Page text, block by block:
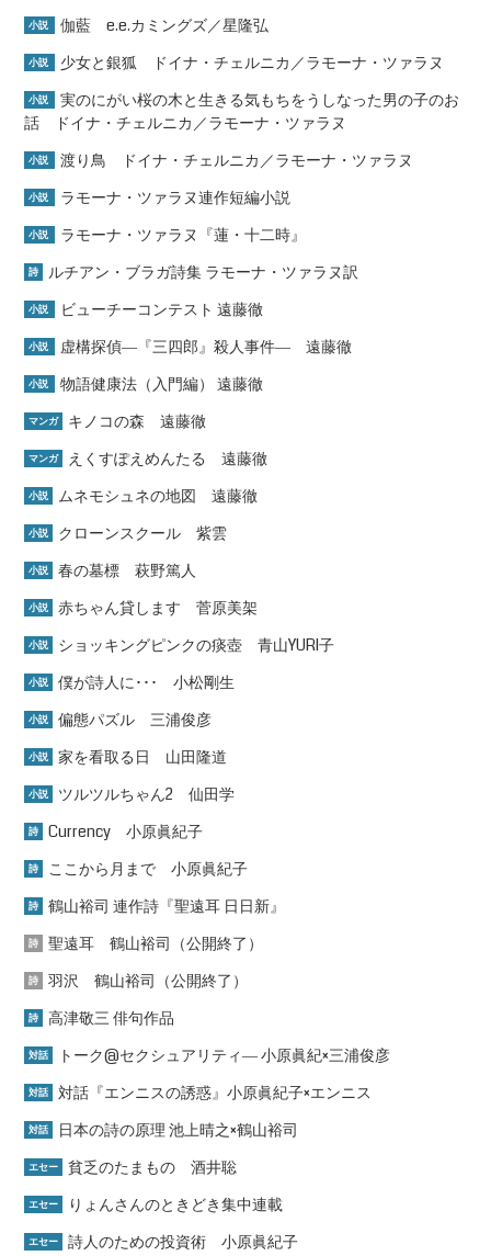
小説 伽藍 e.e.カミングズ／星隆弘
小説 少女と銀狐 ドイナ・チェルニカ／ラモーナ・ツァラヌ
小説
実のにがい桜の木と生きる気もちをうしなった男の子のお
話 ドイナ・チェルニカ／ラモーナ・ツァラヌ
小説 渡り鳥 ドイナ・チェルニカ／ラモーナ・ツァラヌ
小説 ラモーナ・ツァラヌ連作短編小説
小説 ラモーナ・ツァラヌ『蓮・十二時』
詩 ルチアン・ブラガ詩集 ラモーナ・ツァラヌ訳
小説 ビューチーコンテスト 遠藤徹
小説 虚構探偵―『三四郎』殺人事件― 遠藤徹
小説 物語健康法（入門編） 遠藤徹
マンガ キノコの森 遠藤徹
マンガ えくすぽえめんたる 遠藤徹
小説 ムネモシュネの地図 遠藤徹
小説 クローンスクール 紫雲
小説 春の墓標 萩野篤人
小説 赤ちゃん貸します 菅原美架
小説 ショッキングピンクの痰壺 青山YURI子
小説 僕が詩人に･･･ 小松剛生
小説 偏態パズル 三浦俊彦
小説 家を看取る日 山田隆道
小説 ツルツルちゃん2 仙田学
詩 Currency 小原眞紀子
詩 ここから月まで 小原眞紀子
詩 鶴山裕司 連作詩『聖遠耳 日日新』
詩 聖遠耳 鶴山裕司（公開終了）
詩 羽沢 鶴山裕司（公開終了）
詩 高津敬三 俳句作品
対話 トーク@セクシュアリティ― 小原眞紀×三浦俊彦
対話 対話『エンニスの誘惑』小原眞紀子×エンニス
対話 日本の詩の原理 池上晴之×鶴山裕司
エセー 貧乏のたまもの 酒井聡
エセー りょんさんのときどき集中連載
エセー 詩人のための投資術 小原眞紀子